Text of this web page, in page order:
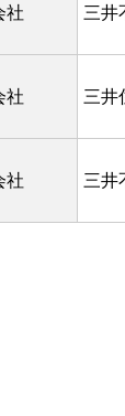
社 三井
社 三井
社 三井